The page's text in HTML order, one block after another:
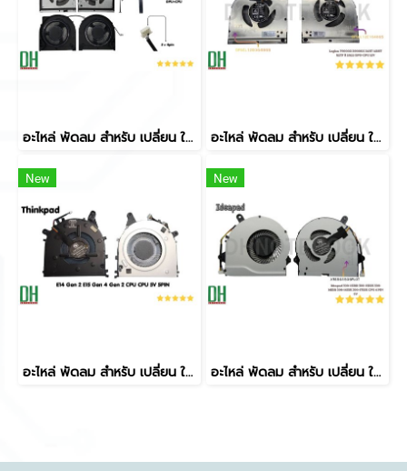
อะไหล่ พัดลม สำหรับ เปลี่ยน ใช้ทดแทน LOQ 15ARP9 15IAX9 15IAX9E 15IAX9I 15IRX9 GeekPro G5000 ปี2024 GPU+CPU 5V 4 PIN อะไหล่ พัดลม สำหรับ เปลี่ยน ใช้ทดแทน Legion Y9000X R9000X IAH7 ARH7 82TF ปี 2022 GPU+CPU 12V 4PIN
New
อะไหล่ พัดลม สำหรับ เปลี่ยน ใช้ทดแทน Thinkpad E14 Gen 2 E15 Gen 4 Gen 2 CPU CPU 5V 5PIN
New
อะไหล่ พัดลม สำหรับ เปลี่ยน ใช้ทดแทน Ideapad 300-15IBR 300-15ISK 300-14IBR 300-14ISK 300-17ISK CPU 4 PIN 5V